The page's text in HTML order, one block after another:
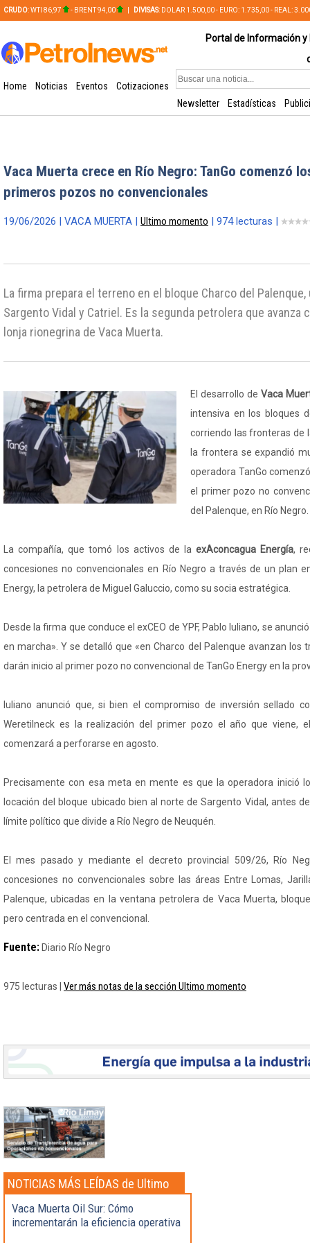
CRUDO: WTI 86,97 - BRENT 94,00 DIVISAS: DOLAR 1.500,00 - EURO: 1.735,00 - REAL:
Portal de Información
Home Noticias Eventos
Cotizaciones
Newsletter
Estadísticas
Vaca Muerta crece en Río Negro: TanGo comenzó
primeros pozos no convencionales
19/06/2026 | VACA MUERTA | Ultimo momento | 974 lecturas |
La firma prepara el terreno en el bloque Charco del
Sargento Vidal y Catriel. Es la segunda petrolera que avanza
lonja rionegrina de Vaca Muerta.
El desarrollo de Vaca
intensiva en los bloques
corriendo las fronteras de
la frontera se expandió
operadora TanGo
el primer pozo no
del Palenque, en Río Negro.
La compañía, que tomó los activos de laexAconcagua Energía,
concesiones no convencionales en Río Negro a través de un plan
Energy, la petrolera de Miguel Galuccio, como su socia estratégica.
Desde la firma que conduce el exCEO de YPF, Pablo Iuliano, se
en marcha». Y se detalló que «en Charco del Palenque avanzan los
darán inicio al primer pozo no convencional de TanGo Energy en la
Iuliano anunció que, si bien el compromiso de inversión sellado
Weretilneck es la realización del primer pozo el año que viene,
comenzará a perforarse en agosto.
Precisamente con esa meta en mente es que la operadora inició
locación del bloque ubicado bien al norte de Sargento Vidal, antes
límite político que divide a Río Negro de Neuquén.
El mes pasado y mediante el decreto provincial 509/26, Río
concesiones no convencionales sobre las áreas Entre Lomas,
Palenque, ubicadas en la ventana petrolera de Vaca Muerta,
pero centrada en el convencional.
Fuente: Diario Río Negro
975 lecturas | Ver más notas de la sección Ultimo momento
NOTICIAS MÁS LEÍDAS de Ultimo
momento
Vaca Muerta Oil Sur: Cómo
incrementarán la eficiencia operativa